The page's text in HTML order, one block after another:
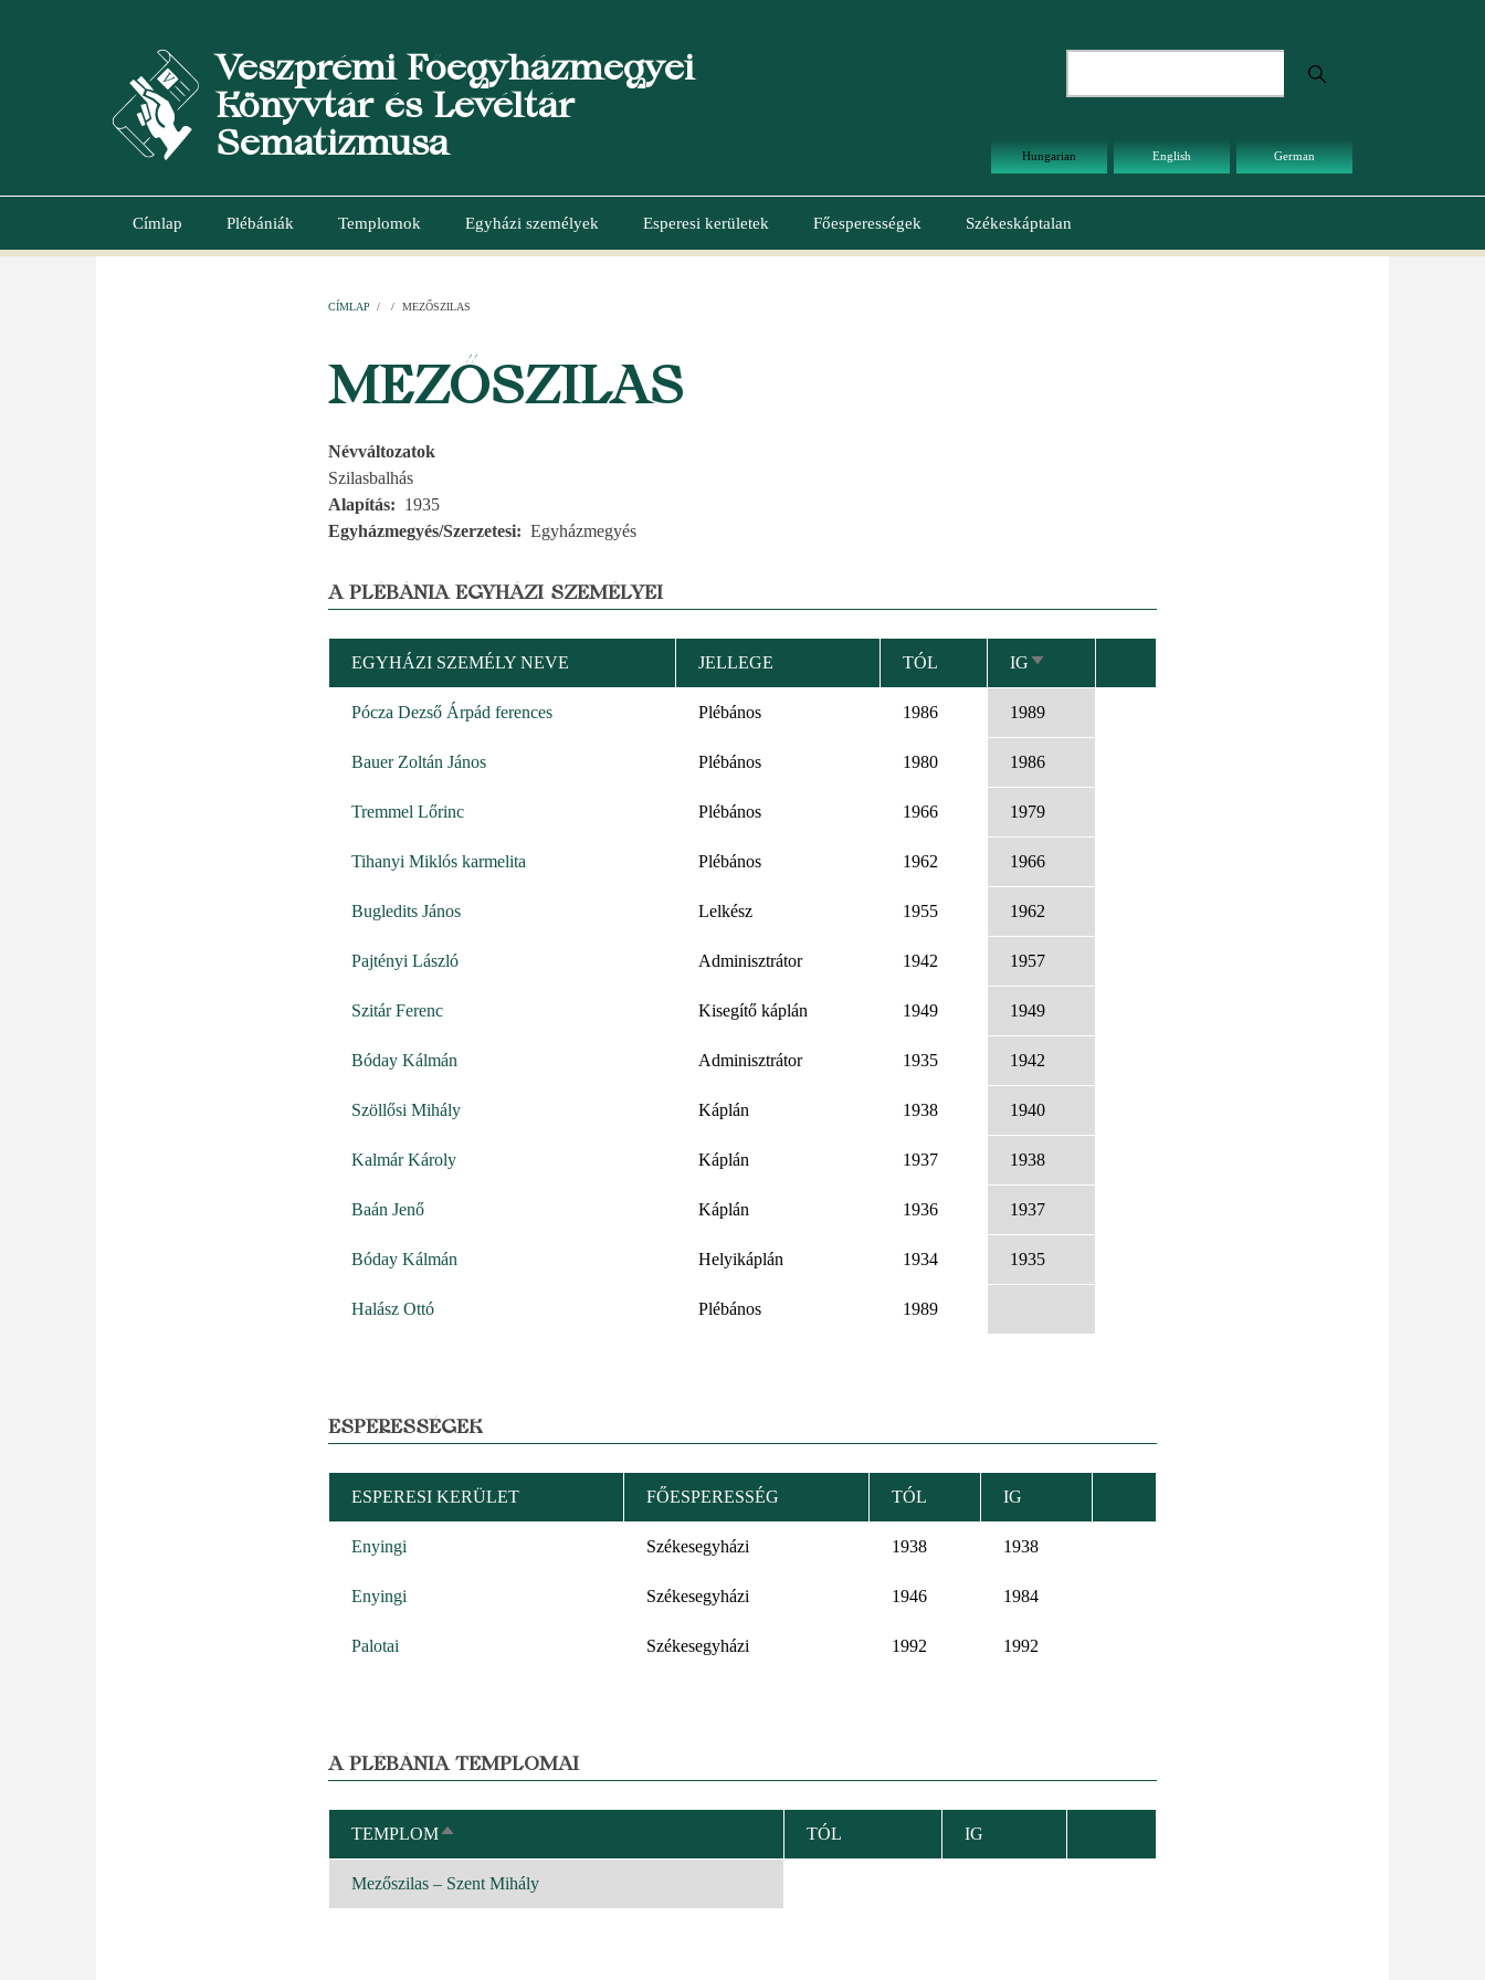
Veszprémi Főegyházmegyei
Könyvtár és Levéltár
Sematizmusa
Hungarian English German
Main
Címlap Plébániák Templomok Egyházi személyek Esperesi kerületek Főesperességek Székeskáptalan
CÍMLAP / / MEZŐSZILAS
MEZŐSZILAS
Névváltozatok
Szilasbalhás
Alapítás
1935
Egyházmegyés/Szerzetesi
Egyházmegyés
A PLÉBÁNIA EGYHÁZI SZEMÉLYEI
EGYHÁZI SZEMÉLY NEVE JELLEGE TÓL IGNÖVEKVŐ
RENDEZÉS
Pócza Dezső Árpád ferences
Plébános 1986 1989
Bauer Zoltán János Plébános 1980 1986
Tremmel Lőrinc Plébános 1966 1979
Tihanyi Miklós karmelita Plébános 1962 1966
Bugledits János Lelkész 1955 1962
Pajtényi László Adminisztrátor 1942 1957
Szitár Ferenc Kisegítő káplán 1949 1949
Bóday Kálmán Adminisztrátor 1935 1942
Szöllősi Mihály Káplán 1938 1940
Kalmár Károly Káplán 1937 1938
Baán Jenő Káplán 1936 1937
Bóday Kálmán Helyikáplán 1934 1935
Halász Ottó Plébános 1989
ESPERESSÉGEK
ESPERESI KERÜLET FŐESPERESSÉG TÓL IG
Enyingi Székesegyházi 1938 1938
Enyingi Székesegyházi 1946 1984
Palotai Székesegyházi 1992 1992
A PLÉBÁNIA TEMPLOMAI
TEMPLOMCSÖKKENŐ
RENDEZÉS
TÓL IG
Mezőszilas – Szent Mihály